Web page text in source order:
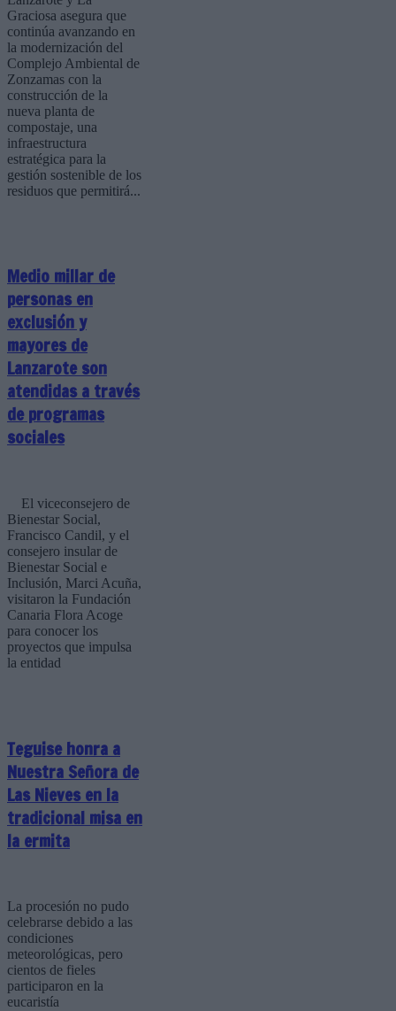
Graciosa asegura que
continúa avanzando en
la modernización del
Complejo Ambiental de
Zonzamas con la
construcción de la
nueva planta de
compostaje, una
infraestructura
estratégica para la
gestión sostenible de los
residuos que permitirá...
Medio millar de
personas en
exclusión y
mayores de
Lanzarote son
atendidas a través
de programas
sociales
El viceconsejero de
Bienestar Social,
Francisco Candil, y el
consejero insular de
Bienestar Social e
Inclusión, Marci Acuña,
visitaron la Fundación
Canaria Flora Acoge
para conocer los
proyectos que impulsa
la entidad
Teguise honra a
Nuestra Señora de
Las Nieves en la
tradicional misa en
la ermita
La procesión no pudo
celebrarse debido a las
condiciones
meteorológicas, pero
cientos de fieles
participaron en la
eucaristía